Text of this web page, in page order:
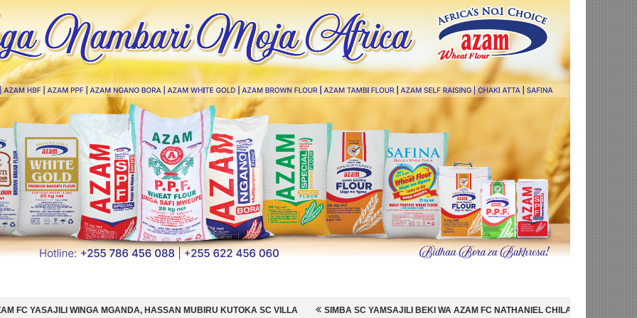
HASSAN MUBIRU KUTOKA SC VILLA SIMBA SC YAMSAJILI BEKI WA AZAM FC NATHANIEL CHILAMBO NI HISPANIA MABINGWA WA